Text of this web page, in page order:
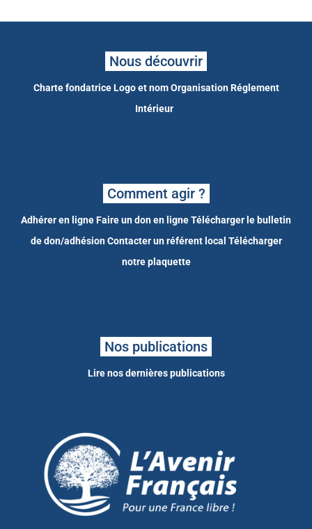
Nous découvrir
Charte fondatrice Logo et nom Organisation Réglement
Intérieur
Comment agir ?
Adhérer en ligneFaire un don en ligneTélécharger le bulletin
de don/adhésion Contacter un référent local Télécharger
notre plaquette
Nos publications
Lire nos dernières publications